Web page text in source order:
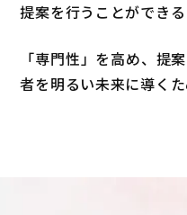
提案を行うことができる
「専門性」を高め、提
者を明るい未来に導く